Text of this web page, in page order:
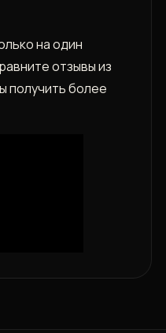
на один
отзывы из
получить более